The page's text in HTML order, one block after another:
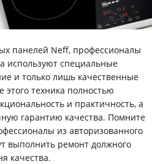
панелей Neff, профессионалы
используют специальные
и только лишь качественные
этого техника полностью
и практичность, а
гарантию качества. Помните
из авторизованного
выполнить ремонт должного
качества.